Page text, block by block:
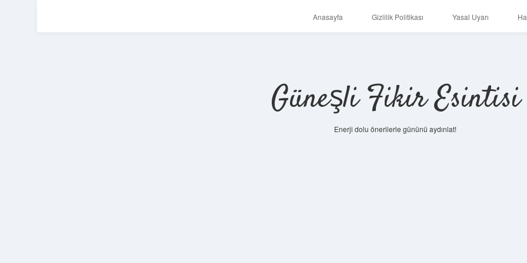
Anasayfa Gizlilik Politikası Yasal Uyarı
Güneşli Fikir Esintisi
Enerji dolu önerilerle gününü aydınlat!